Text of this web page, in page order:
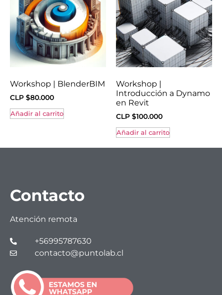
Workshop | BlenderBIM
CLP $80.000
Añadir al carrito
Workshop |
Introducción a Dynamo
en Revit
CLP $100.000
Añadir al carrito
Contacto
Atención remota
+56995787630
contacto@puntolab.cl